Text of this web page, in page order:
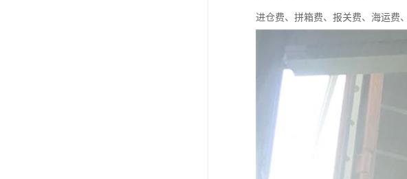
进仓费、拼箱费、报关费、海运费